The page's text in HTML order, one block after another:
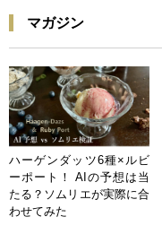
マガジン
ハーゲンダッツ6種×ルビ
ーポート！ AIの予想は当
たる？ソムリエが実際に合
わせてみた